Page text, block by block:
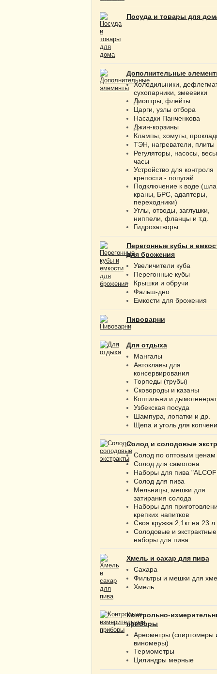
Посуда и товары для
Дополнительные
Холодильники,
сухопарники, змеевики
Диоптры, флейты
Царги, узлы отбора
Насадки Панченкова
Джин-корзины
Клампы, хомуты,
ТЭН, нагреватели, плиты
Регуляторы, насосы, весы,
часы
Устройство для контроля
крепости - попугай
Подключение к воде
краны, БРС, адаптеры,
переходники)
Углы, отводы, заглушки,
ниппели, фланцы и т.д.
Гидрозатворы
Перегонные кубы и
для брожения
Увеличители куба
Перегонные кубы
Крышки и обручи
Фальш-дно
Емкости для брожения
Пивоварни
Для отдыха
Мангалы
Автоклавы для
консервирования
Торпеды (трубы)
Сковороды и казаны
Коптильни и
Узбекская посуда
Шампура, лопатки и др.
Щепа и уголь для
Солод и солодовые
Солод по оптовым ценам
Солод для самогона
Наборы для пива
Солод для пива
Мельницы, мешки для
затирания солода
Наборы для
крепких напитков
Своя кружка 2,1кг на 23 л
Солодовые и экстрактные
наборы для пива
Хмель и сахар для пива
Сахара
Фильтры и мешки для
Хмель
Контрольно-
приборы
Ареометры (спиртомеры
виномеры)
Термометры
Цилиндры мерные